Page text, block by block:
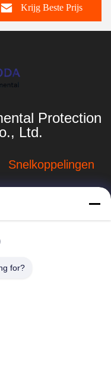
de rioolindustrie
Krijg Beste Prijs
Protection
Ltd.
Snelkoppelingen
Bedrijfprofiel
for?